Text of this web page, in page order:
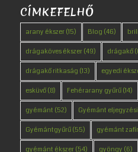
CÍMKEFELHŐ
arany ékszer(15) Blog (46)
drágaköves ékszer(49) drágakő
drágakő ritkaság (13) egyedi
esküvő(8) Fehérarany gyűrű(14)
gyémánt (52) Gyémánt
Gyémántgyűrű(55) gyémánt
gyémánt ékszer(54) gyöngy (6)